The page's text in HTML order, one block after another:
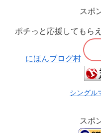
スポ
ポチっと応援してもら
にほんブログ村
シングル
スポ